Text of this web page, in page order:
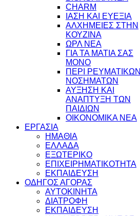
CHARM
ΙΑΣΗ ΚΑΙ ΕΥΕΞΙΑ
ΑΛΧΗΜΕΙΕΣ ΣΤΗΝ
ΚΟΥΖΙΝΑ
ΩΡΛ ΝEA
ΓΙΑ ΤΑ ΜΑΤΙΑ ΣΑΣ
ΜΟΝΟ
ΠΕΡΙ ΡΕΥΜΑΤΙΚΩΝ
ΝΟΣΗΜΑΤΩΝ
ΑΥΞΗΣΗ ΚΑΙ
ΑΝΑΠΤΥΞΗ ΤΩΝ
ΠΑΙΔΙΩΝ
ΟΙΚΟΝΟΜΙΚΑ ΝΕΑ
ΕΡΓΑΣΙΑ
ΗΜΑΘΙΑ
ΕΛΛΑΔΑ
ΕΞΩΤΕΡΙΚΟ
ΕΠΙΧΕΙΡΗΜΑΤΙΚΟΤΗΤΑ
ΕΚΠΑΙΔΕΥΣΗ
ΟΔΗΓΟΣ ΑΓΟΡΑΣ
ΑΥΤΟΚΙΝΗΤΑ
ΔΙΑΤΡΟΦΗ
ΕΚΠΑΙΔΕΥΣΗ